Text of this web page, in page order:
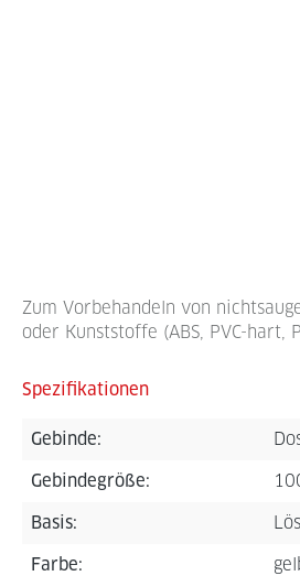
Zum Vorbehandeln von
oder Kunststoffe (ABS, PVC-hart,
Spezifikationen
Gebinde:
Gebindegröße:
Basis:
Farbe: